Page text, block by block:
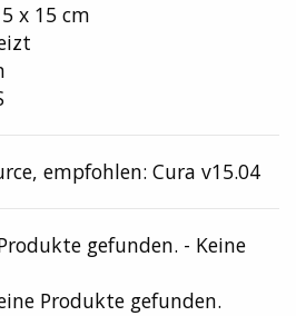
x 15 cm
empfohlen: Cura v15.04
gefunden. - Keine
Produkte gefunden.